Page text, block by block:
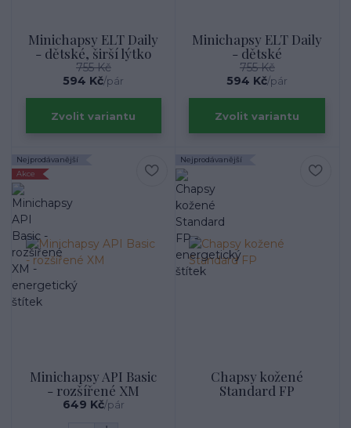
Minichapsy ELT Daily
- dětské, širší lýtko
755 Kč
594 Kč/pár
Zvolit variantu
Minichapsy ELT Daily
- dětské
755 Kč
594 Kč/pár
Zvolit variantu
Nejprodávanější
Akce
Minichapsy API Basic
- rozšířené XM
649 Kč/pár
Nejprodávanější
Chapsy kožené
Standard FP